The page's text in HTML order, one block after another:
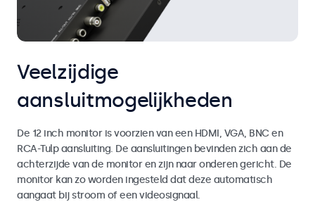
Veelzijdige
aansluitmogelijkheden
De 12 inch monitor is voorzien van een HDMI, VGA, BNC en
RCA-Tulp aansluiting. De aansluitingen bevinden zich aan de
achterzijde van de monitor en zijn naar onderen gericht. De
monitor kan zo worden ingesteld dat deze automatisch
aangaat bij stroom of een videosignaal.